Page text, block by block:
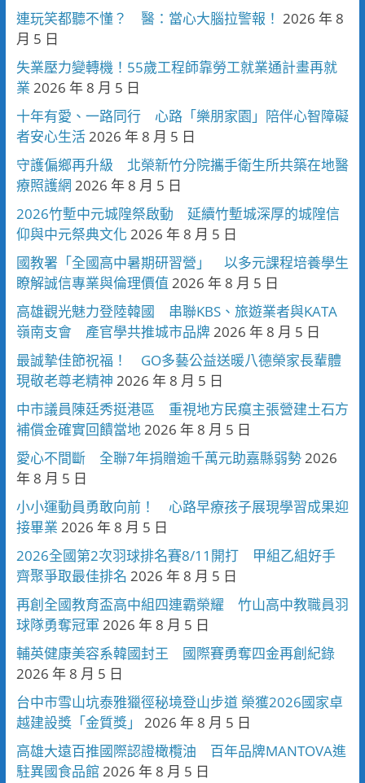
連玩笑都聽不懂？ 醫：當心大腦拉警報！ 2026 年 8
月 5 日
失業壓力變轉機！55歲工程師靠勞工就業通計畫再就
業 2026 年 8 月 5 日
十年有愛、一路同行 心路「樂朋家園」陪伴心智障礙
者安心生活2026 年 8 月 5 日
守護偏鄉再升級 北榮新竹分院攜手衛生所共築在地醫
療照護網 2026 年 8 月 5 日
2026竹塹中元城隍祭啟動 延續竹塹城深厚的城隍信
仰與中元祭典文化 2026 年 8 月 5 日
國教署「全國高中暑期研習營」 以多元課程培養學生
瞭解誠信專業與倫理價值 2026 年 8 月 5 日
高雄觀光魅力登陸韓國 串聯KBS、旅遊業者與KATA
嶺南支會 產官學共推城市品牌2026 年 8 月 5 日
最誠摯佳節祝福！ GO多藝公益送暖八德榮家長輩體
現敬老尊老精神 2026 年 8 月 5 日
中市議員陳廷秀挺港區 重視地方民瘼主張營建土石方
補償金確實回饋當地2026 年 8 月 5 日
愛心不間斷 全聯7年捐贈逾千萬元助嘉縣弱勢2026
年 8 月 5 日
小小運動員勇敢向前！ 心路早療孩子展現學習成果迎
接畢業 2026 年 8 月 5 日
2026全國第2次羽球排名賽8/11開打 甲組乙組好手
齊聚爭取最佳排名 2026 年 8 月 5 日
再創全國教育盃高中組四連霸榮耀 竹山高中教職員羽
球隊勇奪冠軍 2026 年 8 月 5 日
輔英健康美容系韓國封王 國際賽勇奪四金再創紀錄
2026 年 8 月 5 日
台中市雪山坑泰雅獵徑秘境登山步道 榮獲2026國家卓
越建設獎「金質獎」
2026 年 8 月 5 日
高雄大遠百推國際認證橄欖油 百年品牌MANTOVA進
駐異國食品館 2026 年 8 月 5 日